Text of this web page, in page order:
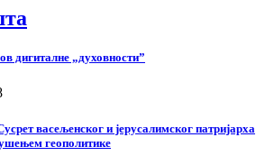
дигиталне „духовности”
васељенског и јерусалимског патријарха
геополитике